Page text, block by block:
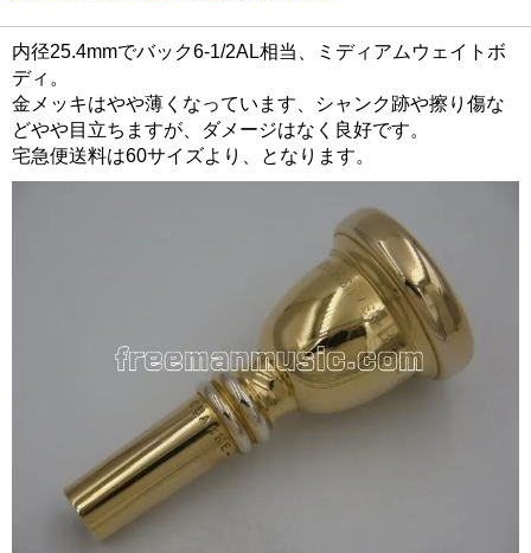
内径25.4mmでバック6-1/2AL相当、ミディアムウェイトボ
ディ。
金メッキはやや薄くなっています、シャンク跡や擦り傷な
どやや目立ちますが、ダメージはなく良好です。
宅急便送料は60サイズより、となります。